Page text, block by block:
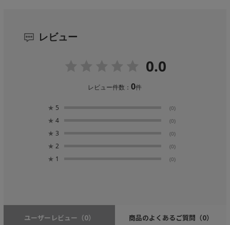
レビュー
0.0
レビュー件数：0件
★ 5 (0)
★ 4 (0)
★ 3 (0)
★ 2 (0)
★ 1 (0)
ユーザーレビュー （0） 商品のよくあるご質問 （0）